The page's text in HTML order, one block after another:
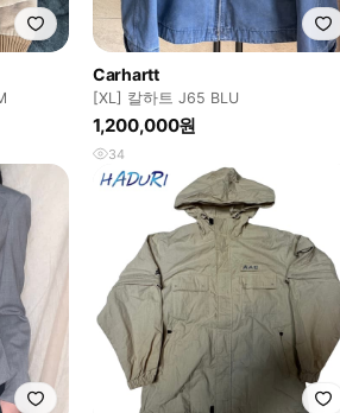
Carhartt
[XL] 칼하트 J65 BLU
1,200,000원
34